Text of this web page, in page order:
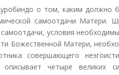
о том, каким должно
самоотдачи Матери.
условия
Божественной Матери,
совершающего
четыре великих